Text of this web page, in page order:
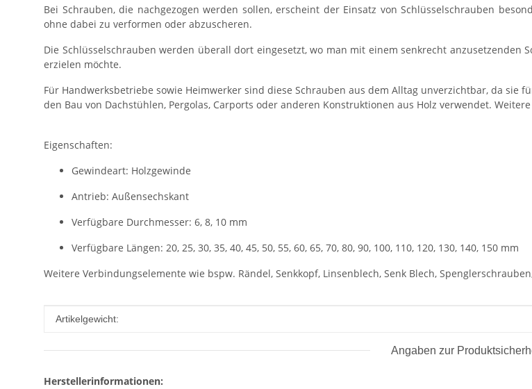
Bei Schrauben, die nachgezogen werden sollen, erscheint der Einsatz von Schlüsselschrauben
ohne dabei zu verformen oder abzuscheren.
Die Schlüsselschrauben werden überall dort eingesetzt, wo man mit einem senkrecht
erzielen möchte.
Für Handwerksbetriebe sowie Heimwerker sind diese Schrauben aus dem Alltag unverzichtbar, da sie
den Bau von Dachstühlen, Pergolas, Carports oder anderen Konstruktionen aus Holz verwendet.
Eigenschaften:
Gewindeart: Holzgewinde
Antrieb: Außensechskant
Verfügbare Durchmesser: 6, 8, 10 mm
Verfügbare Längen: 20, 25, 30, 35, 40, 45, 50, 55, 60, 65, 70, 80, 90, 100, 110, 120, 130, 140, 150 mm
Weitere Verbindungselemente wie bspw. Rändel, Senkkopf, Linsenblech, Senk Blech,
Produkteigenschaft
Wert
Artikelgewicht:
Angaben zur
Herstellerinformationen: